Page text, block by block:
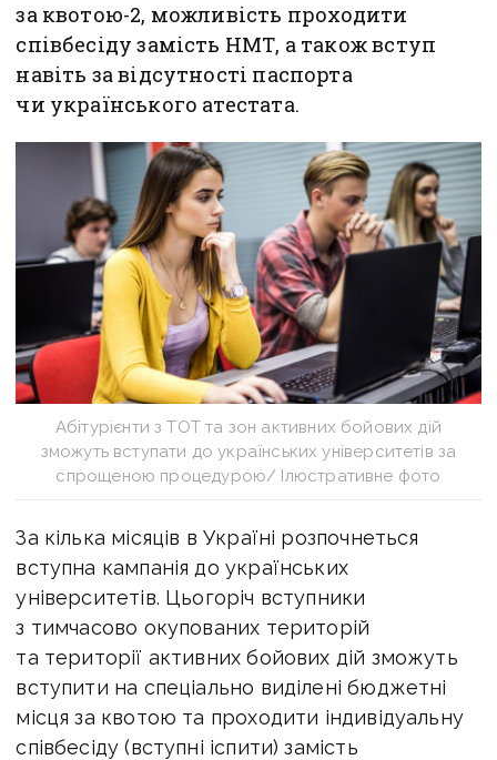
за квотою-2, можливість проходити
співбесіду замість НМТ, а також вступ
навіть за відсутності паспорта
чи українського атестата.
Абітурієнти з ТОТ та зон активних бойових дій
зможуть вступати до українських університетів за
спрощеною процедурою/ Ілюстративне фото
За кілька місяців в Україні розпочнеться
вступна кампанія до українських
університетів. Цьогоріч вступники
з тимчасово окупованих територій
та території активних бойових дій зможуть
вступити на спеціально виділені бюджетні
місця за квотою та проходити індивідуальну
співбесіду (вступні іспити) замість